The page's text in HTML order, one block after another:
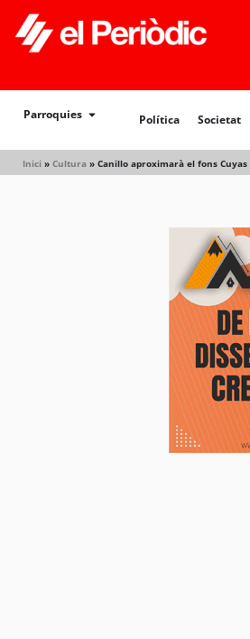
Parroquies Política Societat
Inici » Cultura » Canillo aproximarà el fons
Política Societat